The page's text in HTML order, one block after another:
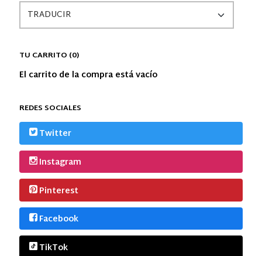
TU CARRITO (0)
El carrito de la compra está vacío
REDES SOCIALES
Twitter
Instagram
Pinterest
Facebook
TikTok